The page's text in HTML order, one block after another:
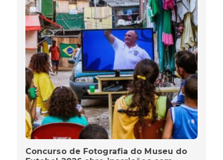
Concurso de Fotografia do Museu do